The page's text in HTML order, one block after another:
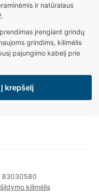
ir natūralaus
įrengiant grindų
grindims, kilimėlis
pajungimo kabelį prie
Į krepšelį
83030580
kilimėlis